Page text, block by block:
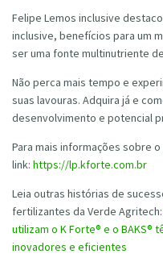
Felipe Lemos inclusive
inclusive, benefícios para um
ser uma fonte multinutriente
Não perca mais tempo e
suas lavouras. Adquira já e
desenvolvimento e potencial
Para mais informações sobre o
link: https://lp.kforte.com.br
Leia outras histórias de
fertilizantes da Verde Agritech:
utilizam o K Forte® e o
inovadores e eficientes